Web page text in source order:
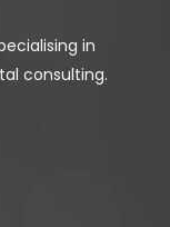
in
consulting.